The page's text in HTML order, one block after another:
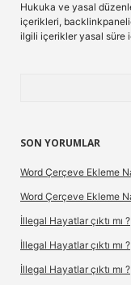
Hukuka ve yasal
içerikleri,
ilgili içerikler yasal süre
SON YORUMLAR
Word Çerçeve Ekleme
Word Çerçeve Ekleme
İllegal Hayatlar çıktı mı ?
İllegal Hayatlar çıktı mı ?
İllegal Hayatlar çıktı mı ?